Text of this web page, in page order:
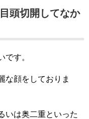
頭切開してなか
です。
な顔をしておりま
いは奥二重といった